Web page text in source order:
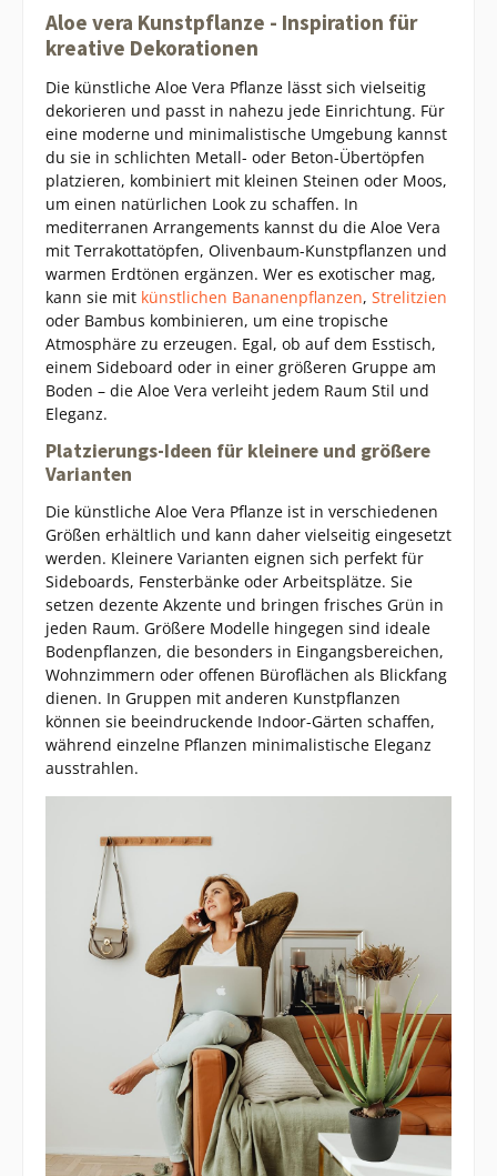
Aloe vera Kunstpflanze - Inspiration für
kreative Dekorationen
Die künstliche Aloe Vera Pflanze lässt sich vielseitig
dekorieren und passt in nahezu jede Einrichtung. Für
eine moderne und minimalistische Umgebung kannst
du sie in schlichten Metall- oder Beton-Übertöpfen
platzieren, kombiniert mit kleinen Steinen oder Moos,
um einen natürlichen Look zu schaffen. In
mediterranen Arrangements kannst du die Aloe Vera
mit Terrakottatöpfen, Olivenbaum-Kunstpflanzen und
warmen Erdtönen ergänzen. Wer es exotischer mag,
kann sie mit künstlichen Bananenpflanzen, Strelitzien
oder Bambus kombinieren, um eine tropische
Atmosphäre zu erzeugen. Egal, ob auf dem Esstisch,
einem Sideboard oder in einer größeren Gruppe am
Boden – die Aloe Vera verleiht jedem Raum Stil und
Eleganz.
Platzierungs-Ideen für kleinere und größere
Varianten
Die künstliche Aloe Vera Pflanze ist in verschiedenen
Größen erhältlich und kann daher vielseitig eingesetzt
werden. Kleinere Varianten eignen sich perfekt für
Sideboards, Fensterbänke oder Arbeitsplätze. Sie
setzen dezente Akzente und bringen frisches Grün in
jeden Raum. Größere Modelle hingegen sind ideale
Bodenpflanzen, die besonders in Eingangsbereichen,
Wohnzimmern oder offenen Büroflächen als Blickfang
dienen. In Gruppen mit anderen Kunstpflanzen
können sie beeindruckende Indoor-Gärten schaffen,
während einzelne Pflanzen minimalistische Eleganz
ausstrahlen.